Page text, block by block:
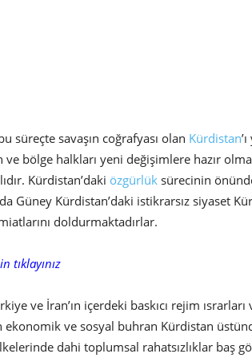
süreçte savaşın coğrafyası olan Kürdistan
bölge halkları yeni değişimlere hazır
Kürdistan’daki özgürlük sürecinin
Güney Kürdistan’daki istikrarsız siyaset
doldurmaktadırlar.
tıklayınız
ve İran’ın içerdeki baskıcı rejim ısrarları
ekonomik ve sosyal buhran Kürdistan
dahi toplumsal rahatsızlıklar baş